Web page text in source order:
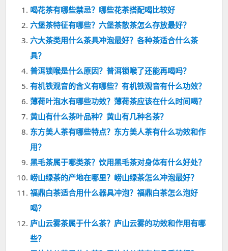
喝花茶有哪些禁忌？哪些花茶搭配喝比较好
六堡茶特征有哪些？六堡茶散茶怎么存放最好？
六大茶类用什么茶具冲泡最好？各种茶适合什么茶
具？
普洱锁喉是什么原因？普洱锁喉了还能再喝吗？
有机铁观音的含义有哪些？有机铁观音有什么功效？
薄荷叶泡水有哪些功效？薄荷茶应该在什么时间喝？
黄山有什么茶叶品种？黄山有几种名茶？
东方美人茶有哪些特点？东方美人茶有什么功效和作
用？
黑毛茶属于哪类茶？饮用黑毛茶对身体有什么好处？
崂山绿茶的产地在哪里？崂山绿茶怎么冲泡最好？
福鼎白茶适合用什么器具冲泡？福鼎白茶怎么泡好
喝？
庐山云雾茶属于什么茶？庐山云雾的功效和作用有哪
些？